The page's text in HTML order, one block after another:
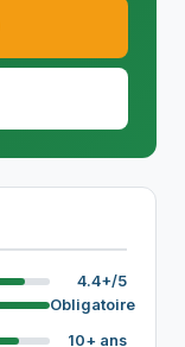
4.4+/5
Obligatoire
10+ ans